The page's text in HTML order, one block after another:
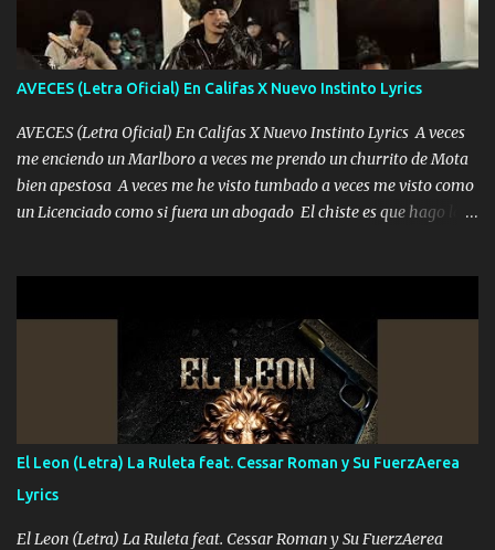
cantamos y por ti nos embriagamos Quién sabe qué será de mí si
contigo fui muy feliz a lo mejor no lloró pero muy en el fondo te
adoro
AVECES (Letra Oficial) En Califas X Nuevo Instinto Lyrics
AVECES (Letra Oficial) En Califas X Nuevo Instinto Lyrics A veces
me enciendo un Marlboro a veces me prendo un churrito de Mota
bien apestosa A veces me he visto tumbado a veces me visto como
un Licenciado como si fuera un abogado El chiste es que hago lo
corriente no quieren verte subir de level trucha mis plebes Música
A veces me pongo un sombrero a veces me ven la cachucha de lado
con la mirada siempre en alto A veces me fajó una super o a veces
me fajó una Glock siempre armado todas las generaciones yo
traigo El chiste es que hago lo que quiero pues así soy me mandó
yo tengo el control a todos yo les paro el dedo soy hocicon un
malcriado un malandrón Que Les importa no saben nada falsas
las risas las que me miran hay gente corriente no quieren ve...
El Leon (Letra) La Ruleta feat. Cessar Roman y Su FuerzAerea
Lyrics
El Leon (Letra) La Ruleta feat. Cessar Roman y Su FuerzAerea